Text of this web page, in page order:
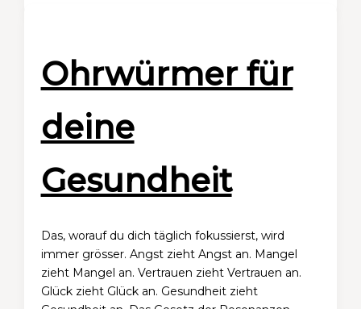
Ohrwürmer für
deine
Gesundheit
Das, worauf du dich täglich fokussierst, wird
immer grösser. Angst zieht Angst an. Mangel
zieht Mangel an. Vertrauen zieht Vertrauen an.
Glück zieht Glück an. Gesundheit zieht